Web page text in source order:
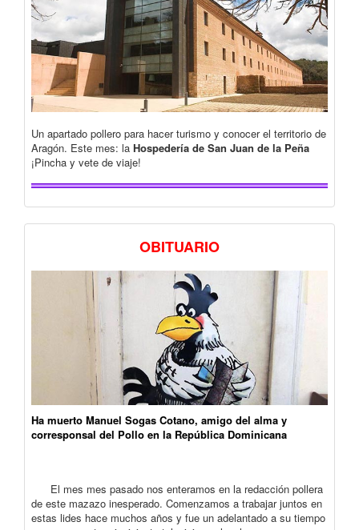
Un apartado pollero para hacer turismo y conocer el territorio de
Aragón. Este mes: la Hospedería de San Juan de la Peña
¡Pincha y vete de viaje!
OBITUARIO
Ha muerto Manuel Sogas Cotano, amigo del alma y
corresponsal del Pollo en la República Dominicana
El mes mes pasado nos enteramos en la redacción pollera
de este mazazo inesperado. Comenzamos a trabajar juntos en
estas lides hace muchos años y fue un adelantado a su tiempo